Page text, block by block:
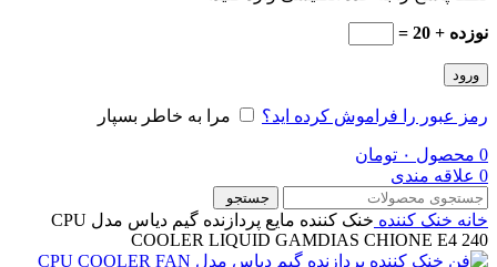
نوزده + 20 =
ورود
رمز عبور را فراموش کرده اید؟ مرا به خاطر بسپار
0 محصول ۰ تومان
0 علاقه مندی
جستجو
خانه خنک کننده
خنک کننده مایع پردازنده گیم دیاس مدل CPU
COOLER LIQUID GAMDIAS CHIONE E4 240